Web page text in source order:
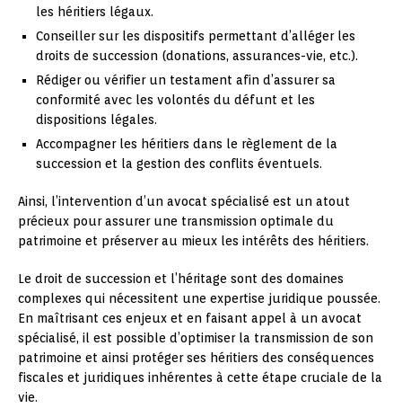
les héritiers légaux.
Conseiller sur les dispositifs permettant d’alléger les
droits de succession (donations, assurances-vie, etc.).
Rédiger ou vérifier un testament afin d’assurer sa
conformité avec les volontés du défunt et les
dispositions légales.
Accompagner les héritiers dans le règlement de la
succession et la gestion des conflits éventuels.
Ainsi, l’intervention d’un avocat spécialisé est un atout
précieux pour assurer une transmission optimale du
patrimoine et préserver au mieux les intérêts des héritiers.
Le droit de succession et l’héritage sont des domaines
complexes qui nécessitent une expertise juridique poussée.
En maîtrisant ces enjeux et en faisant appel à un avocat
spécialisé, il est possible d’optimiser la transmission de son
patrimoine et ainsi protéger ses héritiers des conséquences
fiscales et juridiques inhérentes à cette étape cruciale de la
vie.